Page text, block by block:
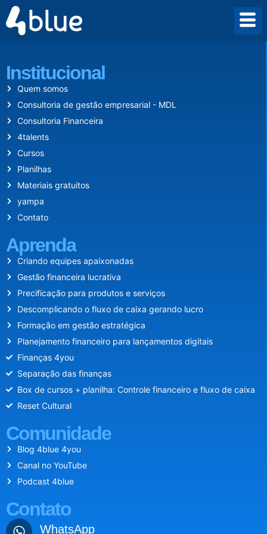
Desde 2009 criamos um mundo onde empreender vale a pena.
Institucional
Quem somos
Consultoria de gestão empresarial - MDL
Consultoria Financeira
4talents
Cursos
Planilhas
Materiais gratuitos
yampa
Contato
Aprenda
Criando equipes apaixonadas
Gestão financeira lucrativa
Precificação para produtos e serviços
Descomplicando o fluxo de caixa gerando lucro
Formação em gestão estratégica
Planejamento financeiro para lançamentos digitais
Finanças 4you
Separação das finanças
Box de cursos + planilha: Controle financeiro e fluxo de caixa
Reset Cultural
Comunidade
Blog 4blue 4you
Canal no YouTube
Podcast 4blue
Contato
WhatsApp